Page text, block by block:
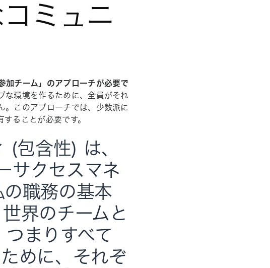
ミュニ
加チーム」のアプローチが必要で
な環境を作るために、全員がそれ
。このアプローチでは、少数派に
ることが必要です。
(包含性) は、
サクセスマネ
職務の基本
界のチームと
まりすべて
めに、それぞ